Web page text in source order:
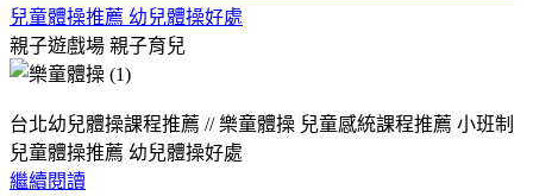
兒童體操推薦 幼兒體操好處
親子遊戲場 親子育兒
台北幼兒體操課程推薦 // 樂童體操 兒童感統課程推薦 小班制
兒童體操推薦 幼兒體操好處
繼續閱讀